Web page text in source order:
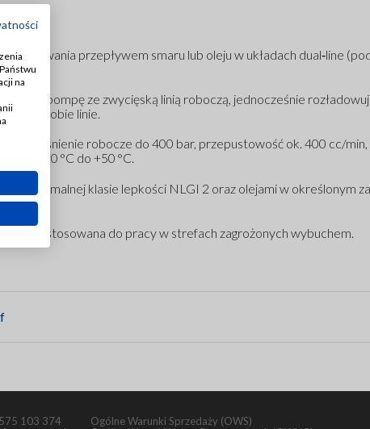
sterowania przepływem smaru lub oleju w układach dual‑line
pompę ze zwycięską linią roboczą, jednocześnie
zamyka obie linie.
ciśnienie robocze do 400 bar, przepustowość ok. 400 cc/min,
od –10 °C do +50 °C.
maksymalnej klasie lepkości NLGI 2 oraz olejami w określonym
przystosowana do pracy w strefach zagrożonych wybuchem.
103 374
Ogólne Warunki Sprzedaży (OWS)
na